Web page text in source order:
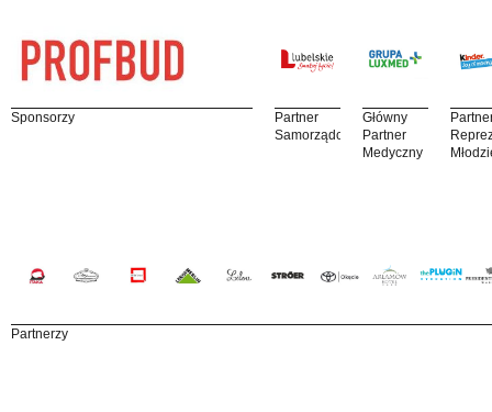
Sponsorzy
Partner
Samorządowy
Główny
Partner
Medyczny
Partnerzy